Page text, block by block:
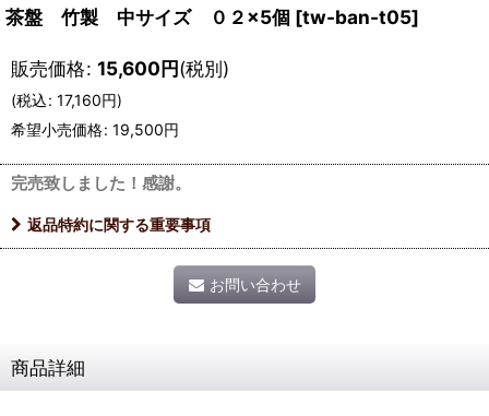
茶盤 竹製 中サイズ ０２×5個 [tw-ban-t05]
販売価格: 15,600円(税別)
(税込: 17,160円)
希望小売価格: 19,500円
完売致しました！感謝。
返品特約に関する重要事項
お問い合わせ
商品詳細